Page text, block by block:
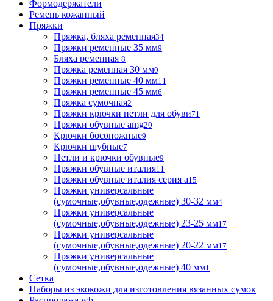
Формодержатели
Ремень кожанный
Пряжки
Пряжка, бляха ременная34
Пряжки ременные 35 мм9
Бляха ременная 8
Пряжка ременная 30 мм0
Пряжки ременные 40 мм11
Пряжки ременные 45 мм6
Пряжка сумочная2
Пряжки крючки петли для обуви71
Пряжки обувные аmg20
Крючки босоножные9
Крючки шубные7
Петли и крючки обувные9
Пряжки обувные италия11
Пряжки обувные италия серия а15
Пряжки универсальные
(сумочные,обувные,одежные) 30-32 мм4
Пряжки универсальные
(сумочные,обувные,одежные) 23-25 мм17
Пряжки универсальные
(сумочные,обувные,одежные) 20-22 мм17
Пряжки универсальные
(сумочные,обувные,одежные) 40 мм1
Сетка
Наборы из экокожи для изготовления вязанных сумок